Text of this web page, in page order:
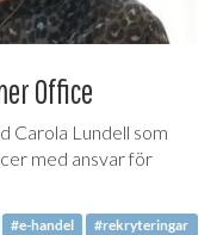
Office
Carola Lundell som
med ansvar för
#e-handel #rekryteringar